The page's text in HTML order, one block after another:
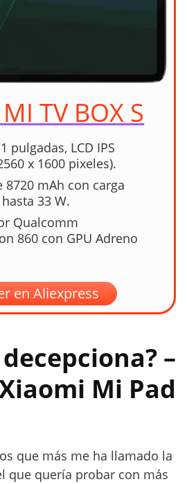
TV BOX S
pulgadas, LCD IPS
x 1600 pixeles).
8720 mAh con carga
33 W.
Qualcomm
860 con GPU Adreno
en Aliexpress
–
Mi Pad
que más me ha llamado la
que quería probar con más